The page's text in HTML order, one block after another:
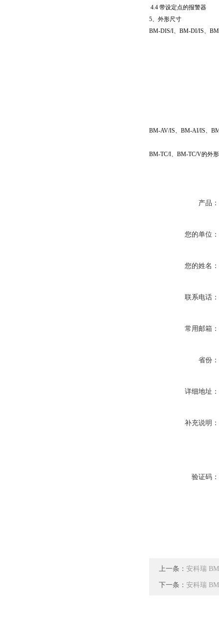
4.4 带设定点的报警器
5、外形尺寸
BM-DIS/I、BM-DI/IS、
BM-AV/IS、BM-AI/IS、
BM-TC/I、BM-TC/V的外
产品：
您的单位：
您的姓名：
联系电话：
常用邮箱：
省份：
详细地址：
补充说明：
验证码：
上一条： 安科瑞
下一条： 安科瑞